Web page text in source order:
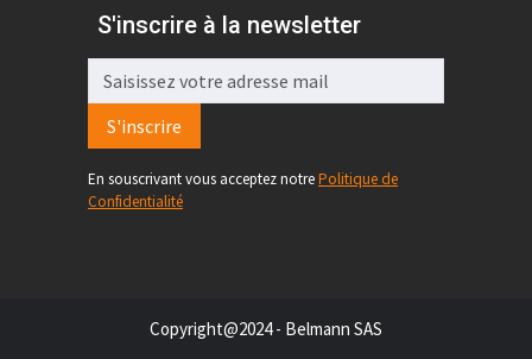
S'inscrire à la newsletter
S'inscrire
En souscrivant vous acceptez notrePolitique de
Confidentialité
Copyright@2024 - Belmann SAS